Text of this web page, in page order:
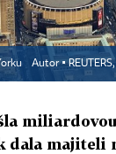
Autor ▪
dala